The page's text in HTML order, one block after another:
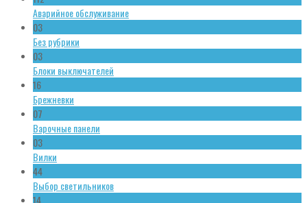
Аварийное обслуживание
03
Без рубрики
03
Блоки выключателей
16
Брежневки
07
Варочные панели
03
Вилки
44
Выбор светильников
14